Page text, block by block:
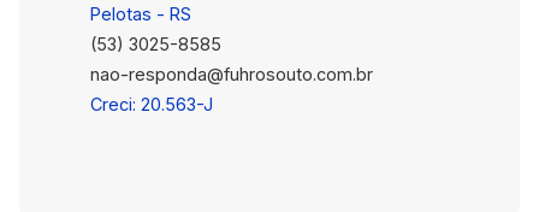
Pelotas - RS
(53) 3025-8585
nao-responda@fuhrosouto.com.br
Creci: 20.563-J